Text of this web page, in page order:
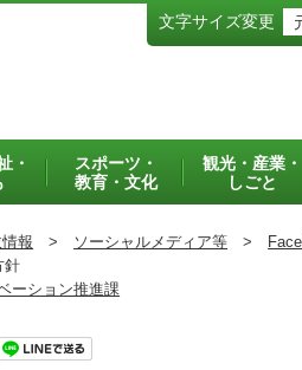
文字サイズ変更
・
スポーツ・
教育・文化
観光・産業・
しごと
報 > ソーシャルメディア等 >
針
ーション推進課